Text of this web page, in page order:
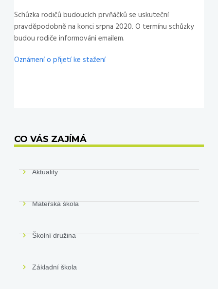
Schůzka rodičů budoucích prvňáčků se uskuteční
pravděpodobně na konci srpna 2020. O termínu schůzky
budou rodiče informováni emailem.
Oznámení o přijetí ke stažení
CO VÁS ZAJÍMÁ
Aktuality
Mateřská škola
Školní družina
Základní škola